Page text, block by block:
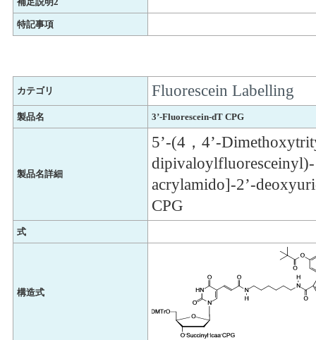
特記事項
カテゴリ Fluorescein Labelling
製品名 3’-Fluorescein-dT CPG
製品名詳細
5’-(4，4’-
acrylamido]-2’-
CPG
式
構造式